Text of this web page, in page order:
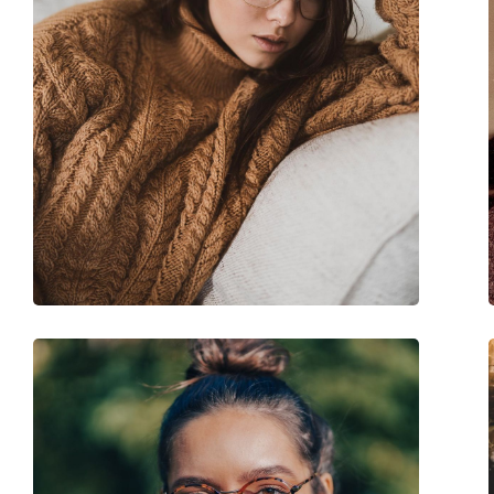
Verende scharnier:
No
Clip-on:
No
accessoires
Koker:
Ja
Reinigingsdoekje:
Overig
Geslacht:
Zonnebril voor
Categorie:
Brillen
Merk:
Gucci
Code:
GG0934OA 004 56